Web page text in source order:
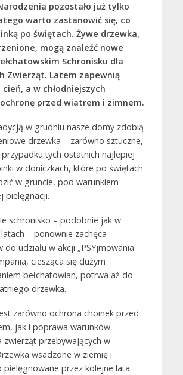
pozostało już tylko
warto zastanowić się, co
po świętach. Żywe drzewka,
mogą znaleźć nowe
Schronisku dla
Zwierząt. Latem zapewnią
a w chłodniejszych
przed wiatrem i zimnem.
w grudniu nasze domy zdobią
drzewka – zarówno sztuczne,
przypadku tych ostatnich najlepiej
w doniczkach, które po świętach
w gruncie, pod warunkiem
pielęgnacji.
schronisko – podobnie jak w
– ponownie zachęca
do udziału w akcji „PSYjmowania
ciesząca się dużym
bełchatowian, potrwa aż do
drzewka.
zarówno ochrona choinek przed
jak i poprawa warunków
zwierząt przebywających w
wsadzone w ziemię i
przez kolejne lata